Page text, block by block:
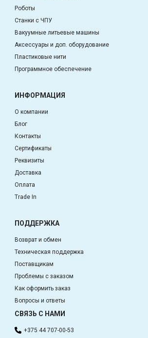
Роботы
Станки с ЧПУ
Вакуумные литьевые машины
Аксессуары и доп. оборудование
Пластиковые нити
Программное обеспечение
ИНФОРМАЦИЯ
О компании
Блог
Контакты
Сертификаты
Реквизиты
Доставка
Оплата
Trade In
ПОДДЕРЖКА
Возврат и обмен
Техническая поддержка
Поставщикам
Проблемы с заказом
Как оформить заказ
Вопросы и ответы
СВЯЗЬ С НАМИ
+375 44 707-00-53